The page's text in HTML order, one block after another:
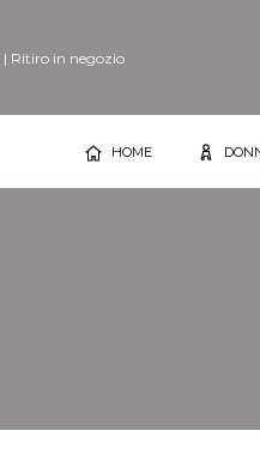
| Ritiro in negozio
HOME